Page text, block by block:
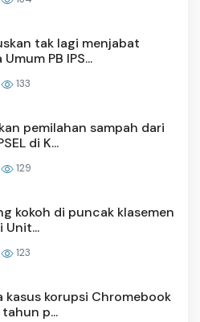
tak lagi menjabat
PB IPS...
133
pemilahan sampah dari
di K...
129
kokoh di puncak klasemen
Unit...
123
kasus korupsi Chromebook
p...